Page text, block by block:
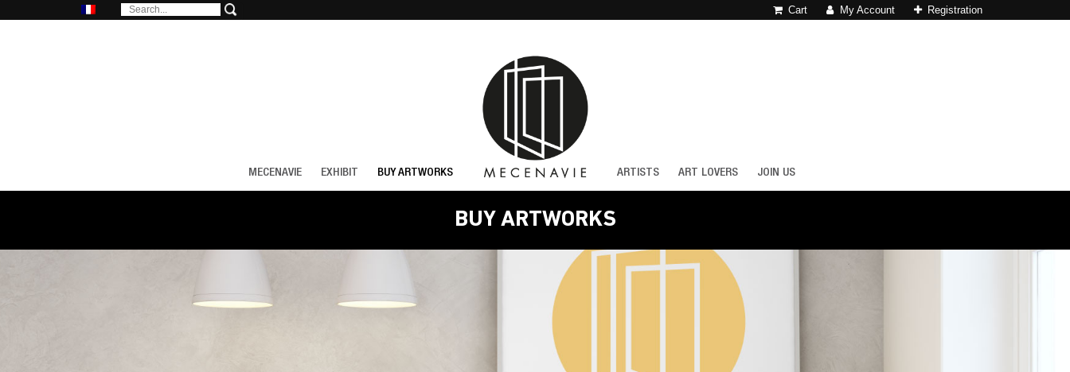
Cart My Account Registration
BUY ARTWORKS
EXHIBIT
MECENAVIE ARTISTS ART LOVERS JOIN US
BUY ARTWORKS